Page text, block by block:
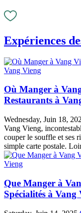
Expériences
Où Manger à
Restaurants à
Wednesday, Juin 18,
Vang Vieng,
couper le souffle et ses
simple carte postale.
Que Manger à
Spécialités à Vang